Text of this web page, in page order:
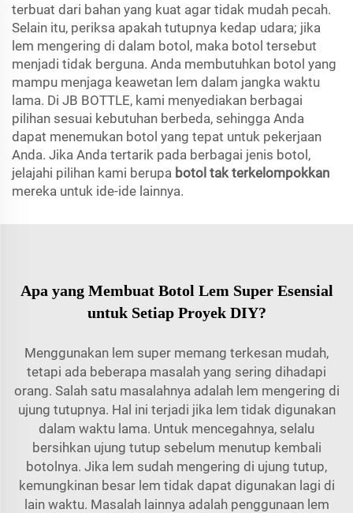
terbuat dari bahan yang kuat agar tidak mudah pecah.
Selain itu, periksa apakah tutupnya kedap udara; jika
lem mengering di dalam botol, maka botol tersebut
menjadi tidak berguna. Anda membutuhkan botol yang
mampu menjaga keawetan lem dalam jangka waktu
lama. Di JB BOTTLE, kami menyediakan berbagai
pilihan sesuai kebutuhan berbeda, sehingga Anda
dapat menemukan botol yang tepat untuk pekerjaan
Anda. Jika Anda tertarik pada berbagai jenis botol,
jelajahi pilihan kami berupa botol tak terkelompokkan
mereka untuk ide-ide lainnya.
Apa yang Membuat Botol Lem Super Esensial
untuk Setiap Proyek DIY?
Menggunakan lem super memang terkesan mudah,
tetapi ada beberapa masalah yang sering dihadapi
orang. Salah satu masalahnya adalah lem mengering di
ujung tutupnya. Hal ini terjadi jika lem tidak digunakan
dalam waktu lama. Untuk mencegahnya, selalu
bersihkan ujung tutup sebelum menutup kembali
botolnya. Jika lem sudah mengering di ujung tutup,
kemungkinan besar lem tidak dapat digunakan lagi di
lain waktu. Masalah lainnya adalah penggunaan lem